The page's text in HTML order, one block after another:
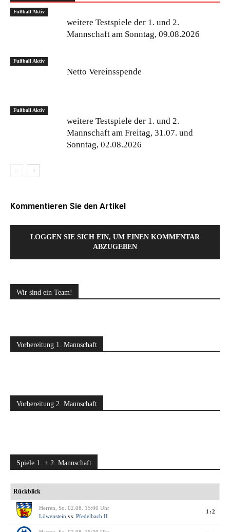
Fußball Aktiv
weitere Testspiele der 1. und 2.
Mannschaft am Sonntag, 09.08.2026
Fußball Aktiv
Netto Vereinsspende
Fußball Aktiv
weitere Testspiele der 1. und 2.
Mannschaft am Freitag, 31.07. und
Sonntag, 02.08.2026
Kommentieren Sie den Artikel
LOGGEN SIE SICH EIN, UM EINEN KOMMENTAR
ABZUGEBEN
Wir sind ein Team!
Vorbereitung 1. Mannschaft
Vorbereitung 2. Mannschaft
Spiele 1. + 2. Mannschaft
Rückblick
Herren, So. 02.08. 15:00 Uhr
Löwenstein vs. Pfedelbach II
1:2